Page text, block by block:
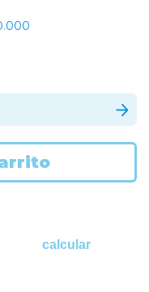
calcular